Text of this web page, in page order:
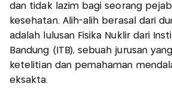
dan tidak lazim bagi seorang
kesehatan. Alih-alih berasal dari
adalah lulusan Fisika Nuklir dari
Bandung (ITB), sebuah jurusan
ketelitian dan pemahaman
eksakta.